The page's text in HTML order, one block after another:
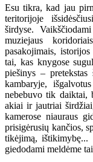
Esu tikra, kad jau
teritorijoje
širdyse.
muziejaus
pasakojimais,
tai, kas knygose
piešinys –
kambaryje,
nebebuvo tik daiktai,
akiai ir jautriai
kamerose niauraus
prisigėrusių kančios,
tikėjimą, ištikimybę...
giedodami meldėme